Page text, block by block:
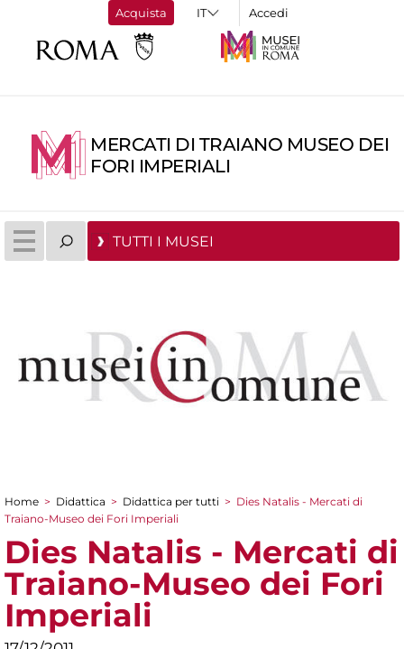
Acquista Accedi
MERCATI DI TRAIANO MUSEO DEI
FORI IMPERIALI
TUTTI I MUSEI
Tu sei qui
Home > Didattica > Didattica per tutti > Dies Natalis - Mercati di
Traiano-Museo dei Fori Imperiali
Dies Natalis - Mercati di
Traiano-Museo dei Fori
Imperiali